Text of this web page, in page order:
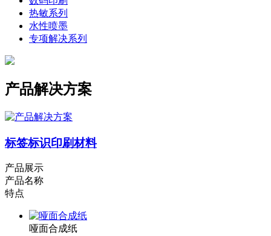
热敏系列
水性喷墨
专项解决系列
产品解决方案
标签标识印刷材料
产品展示
产品名称
特点
哑面合成纸